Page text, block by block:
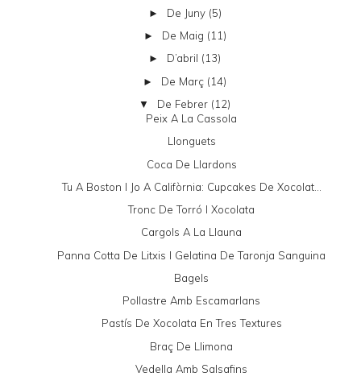
► De Juny (5)
► De Maig (11)
► D’abril (13)
► De Març (14)
▼ De Febrer (12)
Peix A La Cassola
Llonguets
Coca De Llardons
Tu A Boston I Jo A Califòrnia: Cupcakes De Xocolat...
Tronc De Torró I Xocolata
Cargols A La Llauna
Panna Cotta De Litxis I Gelatina De Taronja Sanguina
Bagels
Pollastre Amb Escamarlans
Pastís De Xocolata En Tres Textures
Braç De Llimona
Vedella Amb Salsafins